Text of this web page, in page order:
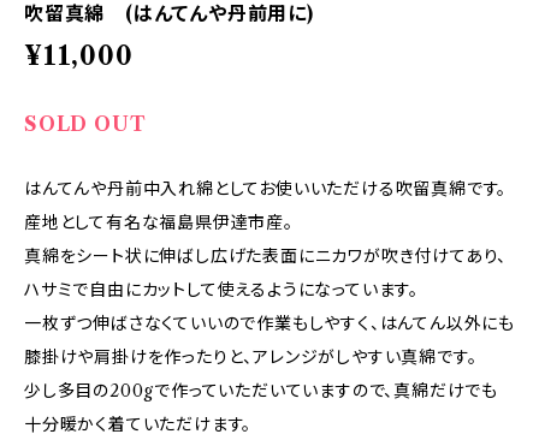
吹留真綿 (はんてんや丹前用に)
¥11,000
SOLD OUT
はんてんや丹前中入れ綿としてお使いいただける吹留真綿です。
産地として有名な福島県伊達市産。
真綿をシート状に伸ばし広げた表面にニカワが吹き付けてあり、
ハサミで自由にカットして使えるようになっています。
一枚ずつ伸ばさなくていいので作業もしやすく、はんてん以外にも
膝掛けや肩掛けを作ったりと、アレンジがしやすい真綿です。
少し多目の200gで作っていただいていますので、真綿だけでも
十分暖かく着ていただけます。